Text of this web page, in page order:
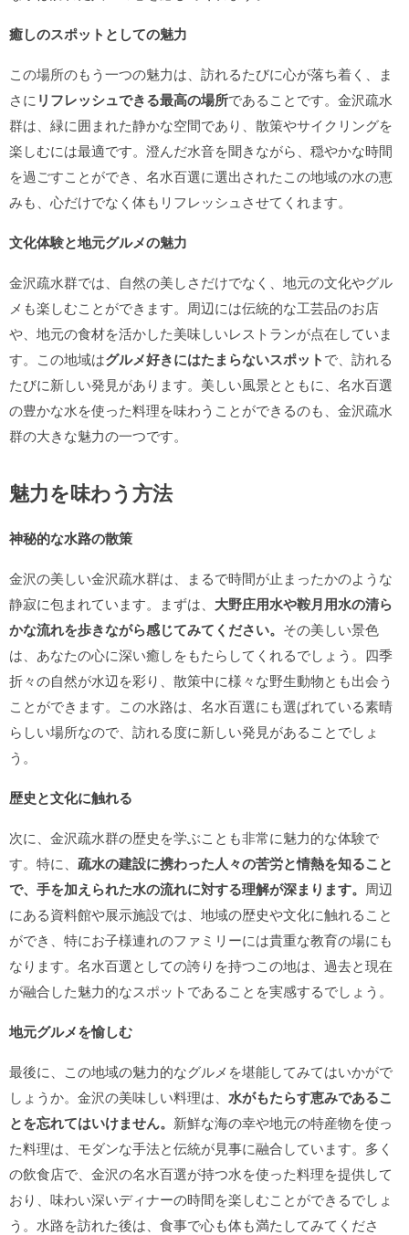
癒しのスポットとしての魅力
この場所のもう一つの魅力は、訪れるたびに心が落ち着く、ま
さに リフレッシュできる最高の場所であることです。金沢疏水
群は、緑に囲まれた静かな空間であり、散策やサイクリングを
楽しむには最適です。澄んだ水音を聞きながら、穏やかな時間
を過ごすことができ、名水百選に選出されたこの地域の水の恵
みも、心だけでなく体もリフレッシュさせてくれます。
文化体験と地元グルメの魅力
金沢疏水群では、自然の美しさだけでなく、地元の文化やグル
メも楽しむことができます。周辺には伝統的な工芸品のお店
や、地元の食材を活かした美味しいレストランが点在していま
す。この地域はグルメ好きにはたまらないスポットで、訪れる
たびに新しい発見があります。美しい風景とともに、名水百選
の豊かな水を使った料理を味わうことができるのも、金沢疏水
群の大きな魅力の一つです。
魅力を味わう方法
神秘的な水路の散策
金沢の美しい金沢疏水群は、まるで時間が止まったかのような
静寂に包まれています。まずは、 大野庄用水や鞍月用水の清ら
かな流れを歩きながら感じてみてください。 その美しい景色
は、あなたの心に深い癒しをもたらしてくれるでしょう。四季
折々の自然が水辺を彩り、散策中に様々な野生動物とも出会う
ことができます。この水路は、名水百選にも選ばれている素晴
らしい場所なので、訪れる度に新しい発見があることでしょ
う。
歴史と文化に触れる
次に、金沢疏水群の歴史を学ぶことも非常に魅力的な体験で
す。特に、 疏水の建設に携わった人々の苦労と情熱を知ること
で、手を加えられた水の流れに対する理解が深まります。 周辺
にある資料館や展示施設では、地域の歴史や文化に触れること
ができ、特にお子様連れのファミリーには貴重な教育の場にも
なります。名水百選としての誇りを持つこの地は、過去と現在
が融合した魅力的なスポットであることを実感するでしょう。
地元グルメを愉しむ
最後に、この地域の魅力的なグルメを堪能してみてはいかがで
しょうか。金沢の美味しい料理は、 水がもたらす恵みであるこ
とを忘れてはいけません。 新鮮な海の幸や地元の特産物を使っ
た料理は、モダンな手法と伝統が見事に融合しています。多く
の飲食店で、金沢の名水百選が持つ水を使った料理を提供して
おり、味わい深いディナーの時間を楽しむことができるでしょ
う。水路を訪れた後は、食事で心も体も満たしてみてくださ